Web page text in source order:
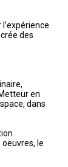
des
en
dans
le